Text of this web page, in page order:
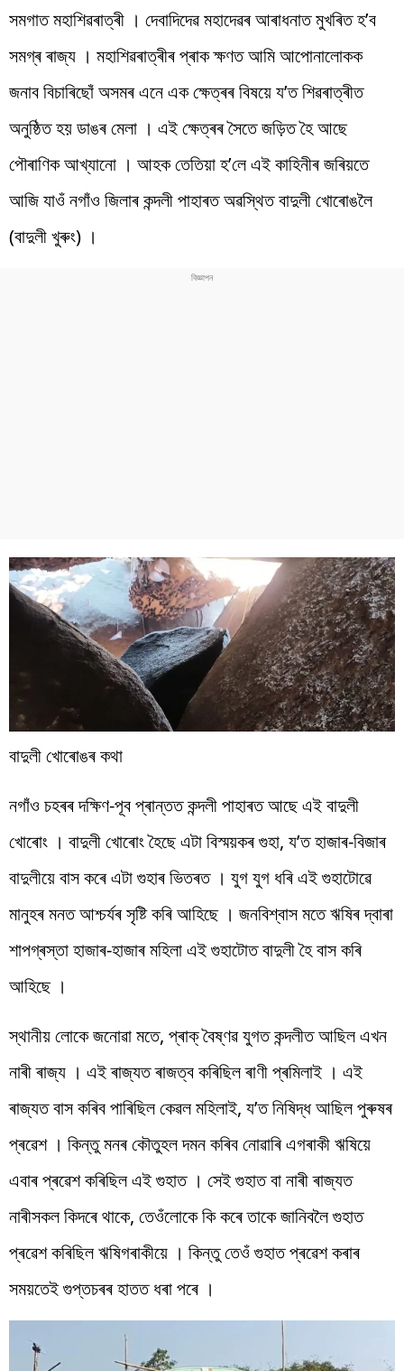
সমগাত মহাশিৱৰাত্ৰী । দেবাদিদেৱ মহাদেৱৰ আৰাধনাত মুখৰিত হ’ব
সমগ্ৰ ৰাজ্য । মহাশিৱৰাত্ৰীৰ প্ৰাক ক্ষণত আমি আপোনালোকক
জনাব বিচাৰিছোঁ অসমৰ এনে এক ক্ষেত্ৰৰ বিষয়ে য’ত শিৱৰাত্ৰীত
অনুষ্ঠিত হয় ডাঙৰ মেলা । এই ক্ষেত্ৰৰ সৈতে জড়িত হৈ আছে
পৌৰাণিক আখ্যানো । আহক তেতিয়া হ’লে এই কাহিনীৰ জৰিয়তে
আজি যাওঁ নগাঁও জিলাৰ কন্দলী পাহাৰত অৱস্থিত বাদুলী খোৰোঙলৈ
(বাদুলী খুৰুং) ।
বাদুলী খোৰোঙৰ কথা
নগাঁও চহৰৰ দক্ষিণ-পূব প্ৰান্তত কন্দলী পাহাৰত আছে এই বাদুলী
খোৰোং । বাদুলী খোৰোং হৈছে এটা বিস্ময়কৰ গুহা, য’ত হাজাৰ-বিজাৰ
বাদুলীয়ে বাস কৰে এটা গুহাৰ ভিতৰত । যুগ যুগ ধৰি এই গুহাটোৱে
মানুহৰ মনত আশ্চৰ্যৰ সৃষ্টি কৰি আহিছে । জনবিশ্বাস মতে ঋষিৰ দ্বাৰা
শাপগ্ৰস্তা হাজাৰ-হাজাৰ মহিলা এই গুহাটোত বাদুলী হৈ বাস কৰি
আহিছে ।
স্থানীয় লোকে জনোৱা মতে, প্ৰাক্ বৈষ্ণৱ যুগত কন্দলীত আছিল এখন
নাৰী ৰাজ্য । এই ৰাজ্যত ৰাজত্ব কৰিছিল ৰাণী প্ৰমিলাই । এই
ৰাজ্যত বাস কৰিব পাৰিছিল কেৱল মহিলাই, য’ত নিষিদ্ধ আছিল পুৰুষৰ
প্ৰৱেশ । কিন্তু মনৰ কৌতুহল দমন কৰিব নোৱাৰি এগৰাকী ঋষিয়ে
এবাৰ প্ৰৱেশ কৰিছিল এই গুহাত । সেই গুহাত বা নাৰী ৰাজ্যত
নাৰীসকল কিদৰে থাকে, তেওঁলোকে কি কৰে তাকে জানিবলৈ গুহাত
প্ৰৱেশ কৰিছিল ঋষিগৰাকীয়ে । কিন্তু তেওঁ গুহাত প্ৰৱেশ কৰাৰ
সময়তেই গুপ্তচৰৰ হাতত ধৰা পৰে ।